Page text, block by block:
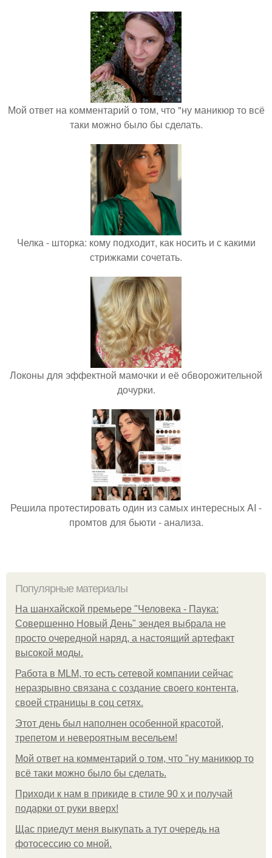
Мой ответ на комментарий о том, что "ну маникюр то всё
таки можно было бы сделать.
Челка - шторка: кому подходит, как носить и с какими
стрижками сочетать.
Локоны для эффектной мамочки и её обворожительной
дочурки.
Решила протестировать один из самых интересных AI -
промтов для бьюти - анализа.
Популярные материалы
На шанхайской премьере "Человека - Паука:
Совершенно Новый День" зендея выбрала не
просто очередной наряд, а настоящий артефакт
высокой моды.
Работа в MLM, то есть сетевой компании сейчас
неразрывно связана с создание своего контента,
своей страницы в соц сетях.
Этот день был наполнен особенной красотой,
трепетом и невероятным весельем!
Мой ответ на комментарий о том, что "ну маникюр то
всё таки можно было бы сделать.
Приходи к нам в прикиде в стиле 90 х и получай
подарки от руки вверх!
Щас приедут меня выкупать а тут очередь на
фотосессию со мной.